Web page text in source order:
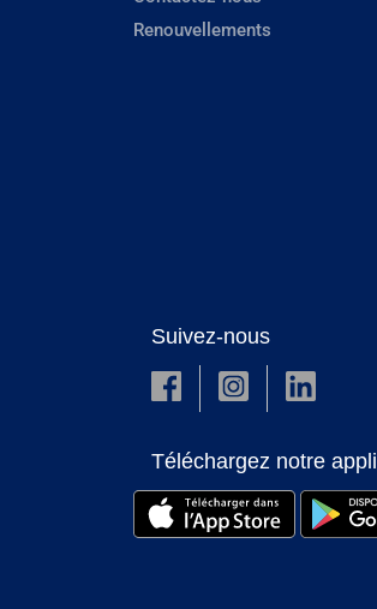
Renouvellements
Suivez-nous
Téléchargez notre appli